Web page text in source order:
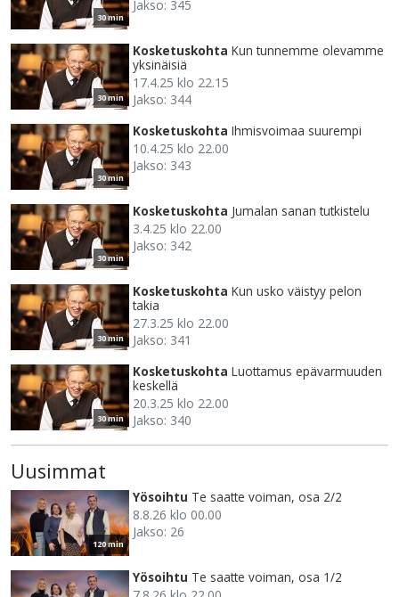
30 min
Jakso: 345
30 min
Kosketuskohta Kun tunnemme olevamme
yksinäisiä
17.4.25 klo 22.15
Jakso: 344
30 min
Kosketuskohta Ihmisvoimaa suurempi
10.4.25 klo 22.00
Jakso: 343
30 min
Kosketuskohta Jumalan sanan tutkistelu
3.4.25 klo 22.00
Jakso: 342
30 min
Kosketuskohta Kun usko väistyy pelon
takia
27.3.25 klo 22.00
Jakso: 341
30 min
Kosketuskohta Luottamus epävarmuuden
keskellä
20.3.25 klo 22.00
Jakso: 340
Uusimmat
120 min
Yösoihtu Te saatte voiman, osa 2/2
8.8.26 klo 00.00
Jakso: 26
Yösoihtu Te saatte voiman, osa 1/2